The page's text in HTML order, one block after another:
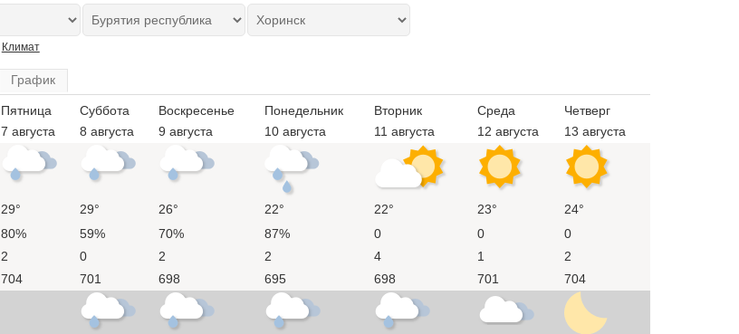
Климат
График
Пятница
7 августа
Суббота
8 августа
Воскресенье
9 августа
Понедельник
10 августа
Вторник
11 августа
Среда
12 августа
Четверг
13 августа
29° 29° 26° 22° 22° 23°
24°
80% 59% 70% 87% 0 0
0
2 0 2 2 4 1
2
704 701 698 695 698 701 704